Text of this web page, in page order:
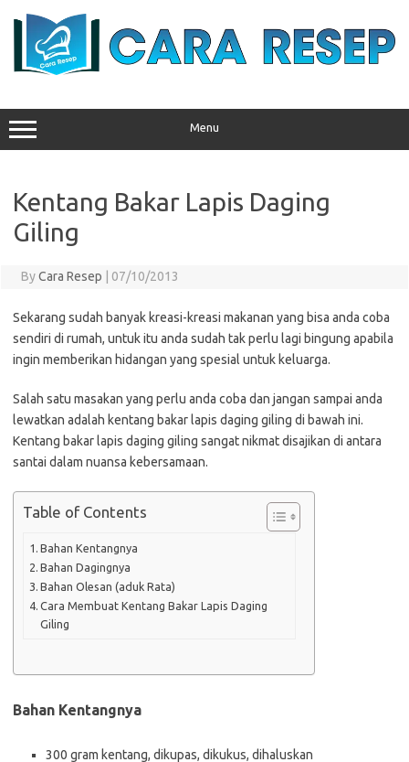
Menu
Kentang Bakar Lapis Daging
Giling
ByCara Resep 07/10/2013
Sekarang sudah banyak kreasi-kreasi makanan yang bisa anda coba
sendiri di rumah, untuk itu anda sudah tak perlu lagi bingung apabila
ingin memberikan hidangan yang spesial untuk keluarga.
Salah satu masakan yang perlu anda coba dan jangan sampai anda
lewatkan adalah kentang bakar lapis daging giling di bawah ini.
Kentang bakar lapis daging giling sangat nikmat disajikan di antara
santai dalam nuansa kebersamaan.
Table of Contents
Bahan Kentangnya
Bahan Dagingnya
Bahan Olesan (aduk Rata)
Cara Membuat Kentang Bakar Lapis Daging
Giling
Bahan Kentangnya
300 gram kentang, dikupas, dikukus, dihaluskan